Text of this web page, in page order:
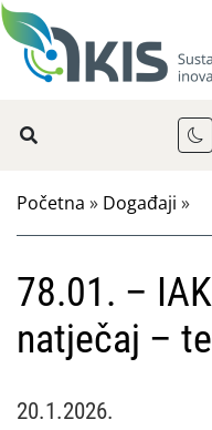
Početna » Događaji »
78.01. –
natječaj –
20.1.2026.